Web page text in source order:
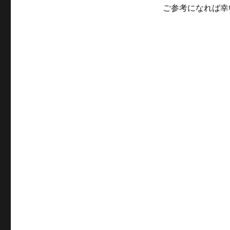
ご参考になれば